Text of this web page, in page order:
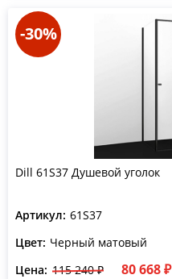
-30%
Dill 61S37 Душевой уголок
Артикул: 61S37
Цвет: Черный матовый
Цена: 115 240 ₽ 80 668 ₽